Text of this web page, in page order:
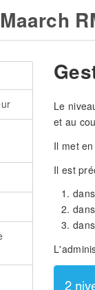
Le
et au
Il met
Il est